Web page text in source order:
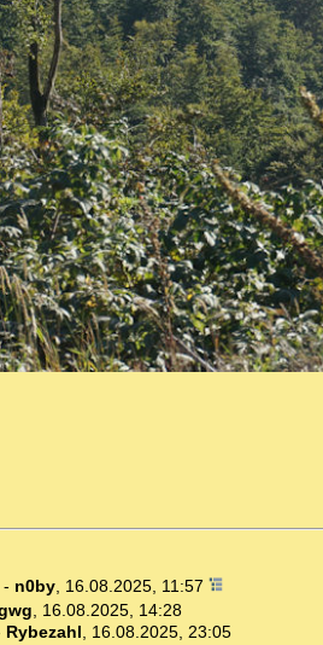
n0by, 16.08.2025, 11:57
16.08.2025, 14:28
Rybezahl
16.08.2025, 23:05